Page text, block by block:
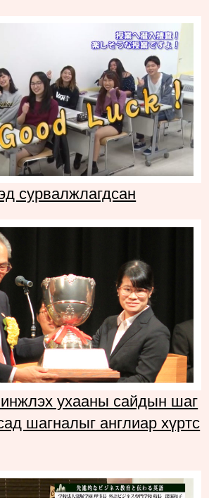
сурвалжлагдсан
ухааны сайдын шаг
шагналыг англиар хүртс